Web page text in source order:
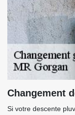
Changement
Si votre descente